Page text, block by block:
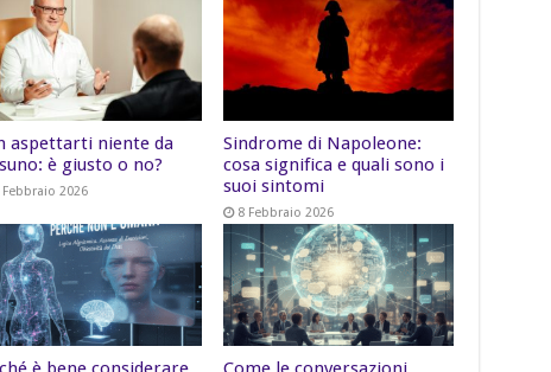
aspettarti niente da
è giusto o no?
Febbraio 2026
Sindrome di Napoleone:
cosa significa e quali sono i
suoi sintomi
8 Febbraio 2026